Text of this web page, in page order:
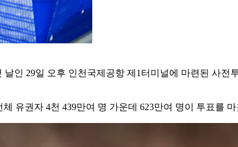
인 29일 오후 인천국제공항 제1터미널에 마련된 사
유권자 4천 439만여 명 가운데 623만여 명이 투표를